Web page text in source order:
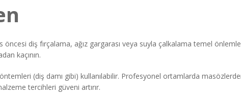
diş fırçalama, ağız gargarası veya suyla çalkalama temel
kaçının.
(diş damı gibi) kullanılabilir. Profesyonel ortamlarda
tercihleri güveni artırır.